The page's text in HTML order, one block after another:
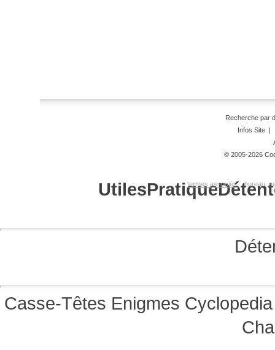
Recherche par
Infos Site|
© 2005-2026
termes associés: bureau,
UtilesPratique
Casse-Têtes Enigmes